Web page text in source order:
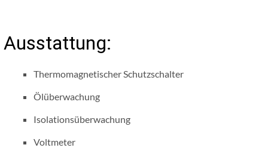
Ausstattung:
Thermomagnetischer Schutzschalter
Ölüberwachung
Isolationsüberwachung
Voltmeter